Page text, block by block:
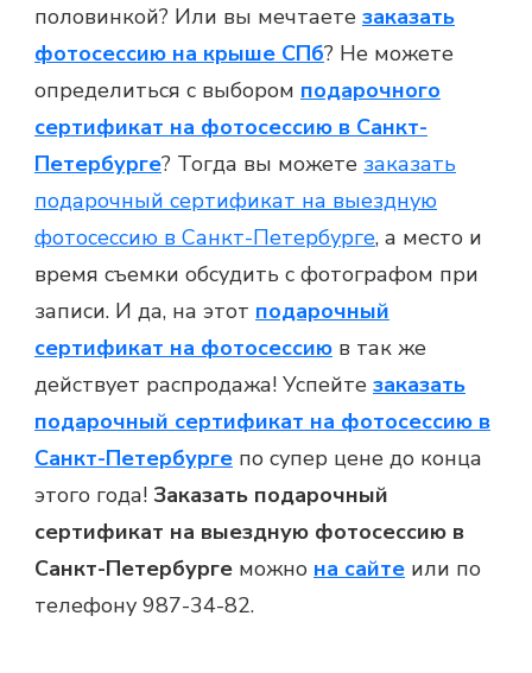
половинкой? Или вы мечтаете заказать
фотосессию на крыше СПб? Не можете
определиться с выбором подарочного
сертификат на фотосессию в Санкт-
Петербурге? Тогда вы можете заказать
подарочный сертификат на выездную
фотосессию в Санкт-Петербурге, а место и
время съемки обсудить с фотографом при
записи. И да, на этот подарочный
сертификат на фотосессию в так же
действует распродажа! Успейте заказать
подарочный сертификат на фотосессию в
Санкт-Петербурге по супер цене до конца
этого года! Заказать подарочный
сертификат на выездную фотосессию в
Санкт-Петербурге можно на сайте или по
телефону 987-34-82.